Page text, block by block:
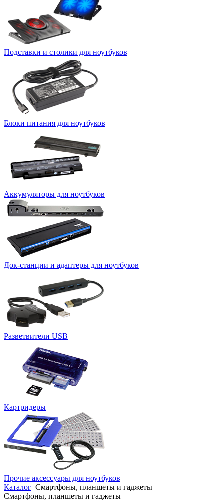
Подставки и столики для ноутбуков
Блоки питания для ноутбуков
Аккумуляторы для ноутбуков
Док-станции и адаптеры для ноутбуков
Разветвители USB
Картридеры
Прочие аксессуары для ноутбуков
Каталог Смартфоны, планшеты и гаджеты
Смартфоны, планшеты и гаджеты